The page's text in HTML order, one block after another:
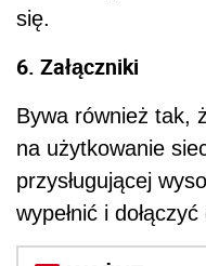
się.
6. Załączniki
Bywa również tak,
na użytkowanie
przysługującej
wypełnić i